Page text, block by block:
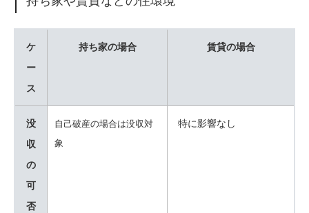
ケ
ー
ス
持ち家の場合 賃貸の場合
没
収
の
可
否
自己破産の場合は没収対
象
特に影響なし